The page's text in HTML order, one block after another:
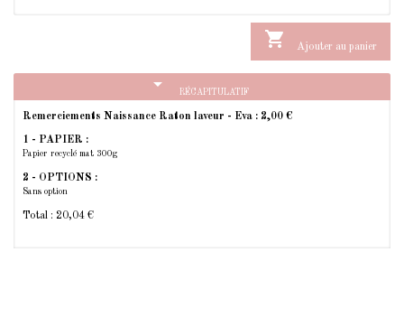
 Ajouter au panier
arrow_drop_down RÉCAPITULATIF
Remerciements Naissance Raton laveur - Eva : 2,00 €
1 - PAPIER :
Papier recyclé mat 300g
2 - OPTIONS :
Sans option
Total : 20,04 €